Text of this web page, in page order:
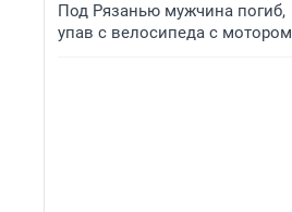
Под Рязанью мужчина погиб,
упав с велосипеда с мотором